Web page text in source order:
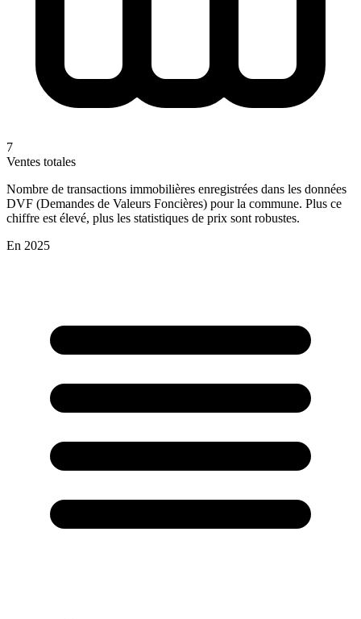
7
Ventes totales
Nombre de transactions immobilières enregistrées dans les données
DVF (Demandes de Valeurs Foncières) pour la commune. Plus ce
chiffre est élevé, plus les statistiques de prix sont robustes.
En 2025